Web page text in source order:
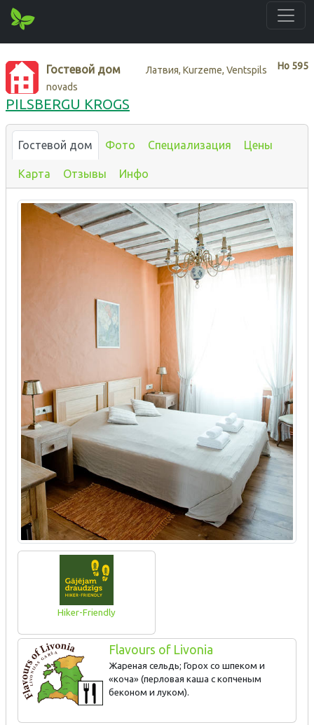
Нo 595
Гостевой дом
Латвия, Kurzeme, Ventspils
novads
PILSBERGU KROGS
Гостевой дом Фото Специализация Цены
Карта Отзывы Инфо
Hiker-Friendly
Flavours of Livonia
Жареная сельдь; Горох со шпеком и
«коча» (перловая каша с копченым
беконом и луком).